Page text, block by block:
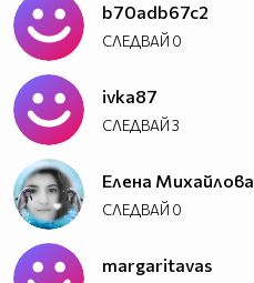
b70adb67c2
СЛЕДВАЙ 0
ivka87
СЛЕДВАЙ3
Елена Михайлова
СЛЕДВАЙ 0
margaritavas